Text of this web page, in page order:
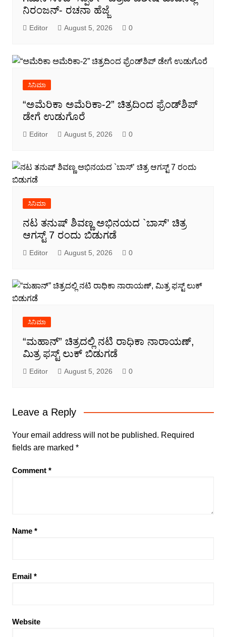
ನಿರಂಜನ್- ರಚನಾ ಹೆಜ್ಜೆ
Editor August 5, 2026 0
ಸಿನಿಮಾ
“ಅಮೆರಿಕಾ ಅಮೆರಿಕಾ-2” ಚಿತ್ರದಿಂದ ಫ್ರೆಂಡ್‍ಶಿಪ್
ಡೇಗೆ ಉಡುಗೊರೆ
Editor August 5, 2026 0
ಸಿನಿಮಾ
ನಟ ತನುಷ್ ಶಿವಣ್ಣ ಅಭಿನಯದ `ಬಾಸ್’ ಚಿತ್ರ
ಆಗಸ್ಟ್ 7 ರಂದು ಬಿಡುಗಡೆ
Editor August 5, 2026 0
ಸಿನಿಮಾ
“ಮಹಾನ್” ಚಿತ್ರದಲ್ಲಿ ನಟಿ ರಾಧಿಕಾ ನಾರಾಯಣ್,
ಮಿತ್ರ ಫಸ್ಟ್ ಲುಕ್ ಬಿಡುಗಡೆ
Editor August 5, 2026 0
Leave a Reply
Your email address will not be published. Required
fields are marked *
Comment *
Name *
Email *
Website